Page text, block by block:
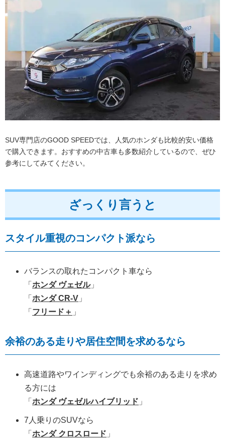
SUV専門店のGOOD SPEEDでは、人気のホンダも比較的安い価格
で購入できます。おすすめの中古車も多数紹介しているので、ぜひ
参考にしてみてください。
ざっくり言うと
スタイル重視のコンパクト派なら
バランスの取れたコンパクト車なら
「ホンダ ヴェゼル」
「ホンダ CR-V 」
「 フリード＋ 」
余裕のある走りや居住空間を求めるなら
高速道路やワインディングでも余裕のある走りを求め
る方には
「ホンダ ヴェゼルハイブリッド 」
7人乗りのSUVなら
「ホンダ クロスロード 」